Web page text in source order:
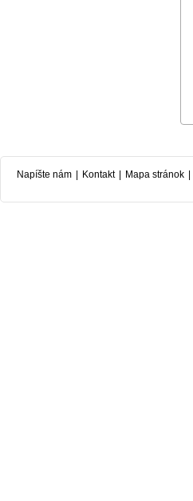
Napíšte nám | Kontakt | Mapa stránok |